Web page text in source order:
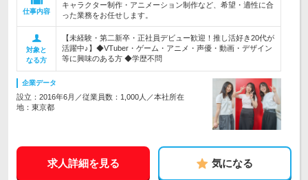
仕事内容
キャラクター制作・アニメーション制作など、希望・適性に合
った業務をお任せします。
対象と
なる方
【未経験・第二新卒・正社員デビュー歓迎！推し活好き20代が
活躍中♪】◆VTuber・ゲーム・アニメ・声優・動画・デザイン
等に興味のある方 ◆学歴不問
企業データ
設立：2016年6月／従業員数：1,000人／本社所在
地：東京都
求人詳細を見る 気になる